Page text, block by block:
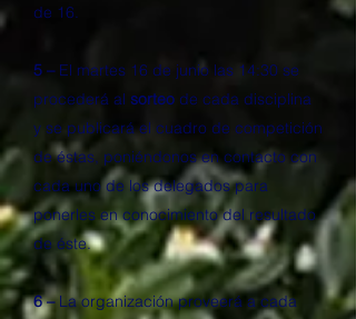
de 16.
5 –El martes 16 de junio las 14:30 se
procederá al sorteo de cada disciplina
y se publicará el cuadro de competición
de éstas, poniéndonos en contacto con
cada uno de los delegados para
ponerles en conocimiento del resultado
de éste.
6 –La organización proveerá a cada